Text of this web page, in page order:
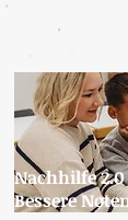
Nachhilfe 2.0
Bessere